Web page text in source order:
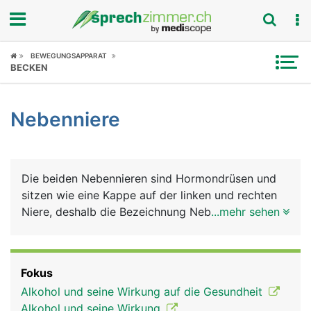
Fokus
Symptome
News
Rubriken
BEWEGUNGSAPPARAT
BECKEN
Nebenniere
Die beiden Nebennieren sind Hormondrüsen und
sitzen wie eine Kappe auf der linken und rechten
Niere, deshalb die Bezeichnung Nebennieren.
unterschiedliche Hormone produzieren. Die
Nebennierenrinde produziert Glukokortikoide
...mehr sehen
Fokus
Alkohol und seine Wirkung auf die Gesundheit
Alkohol und seine Wirkung